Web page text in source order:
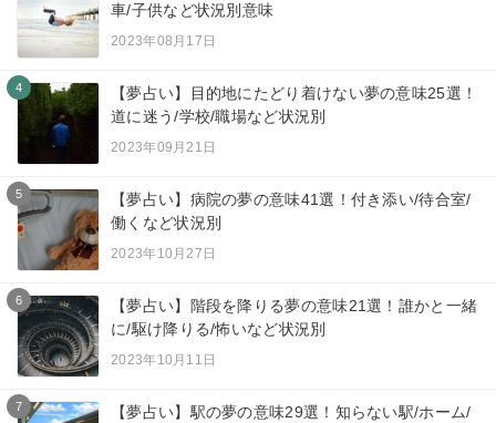
車/子供など状況別意味
2023年08月17日
4
【夢占い】目的地にたどり着けない夢の意味25選！
道に迷う/学校/職場など状況別
2023年09月21日
5
【夢占い】病院の夢の意味41選！付き添い/待合室/
働くなど状況別
2023年10月27日
6
【夢占い】階段を降りる夢の意味21選！誰かと一緒
に/駆け降りる/怖いなど状況別
2023年10月11日
7
【夢占い】駅の夢の意味29選！知らない駅/ホーム/